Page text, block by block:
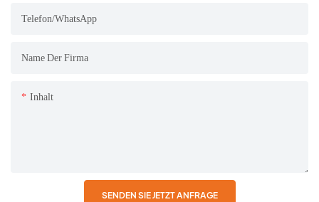
Telefon/WhatsApp
Name Der Firma
Inhalt
SENDEN SIE JETZT ANFRAGE